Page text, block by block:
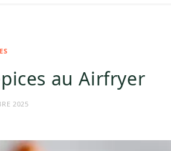
au Airfryer
2025